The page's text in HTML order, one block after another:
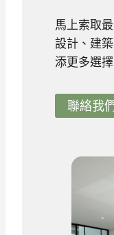
硬
裝
6
大
點
，
舒
住
馬上索取
設計、建
添更多選
聯絡我